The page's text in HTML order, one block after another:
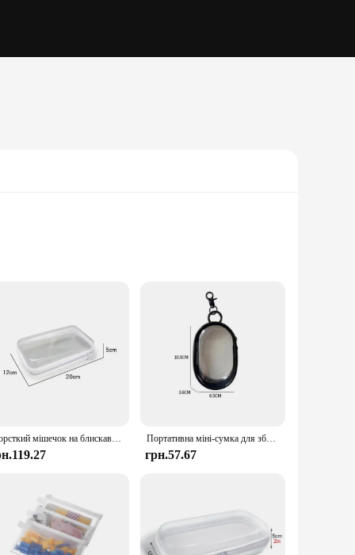
transparent PVC, these bags offer a clear view of their
inside, while the lightweight and durable design
or even as a travel companion for your
busy households or classrooms. The sets are available
customers, our Clear Toy Bags are an excellent choice.
of items. The sleek design and practicality make them
Жорсткий мішечок на блискавці Прозорі контейнери Bliss Bins Органайзер для зберігання іграшок Білий пластиковий пенал Косметичні сумки для макіяжу Портативна міні-сумка для зберігання на блискавці Компактний органайзер для навушників і зарядних пристроїв Універсальні прозорі сумки для зберігання
грн.57.67